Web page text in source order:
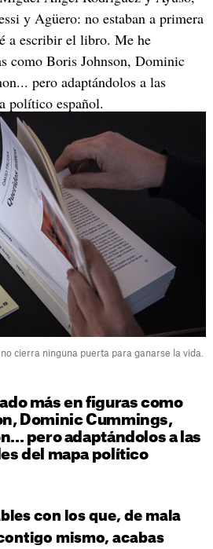
y Agüero: no estaban a primera
a escribir el libro. Me he
como Boris Johnson, Dominic
pero adaptándolos a las
político español.
cierra ninguna puerta para ganarse la vida.
más en figuras como
Dominic Cummings,
pero adaptándolos a las
del mapa político
con los que, de mala
mismo, acabas